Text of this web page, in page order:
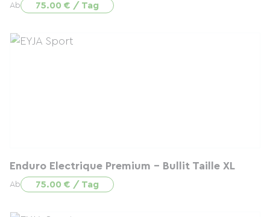
Ab 75.00 € / Tag
Enduro Electrique Premium - Bullit Taille XL
Ab 75.00 € / Tag